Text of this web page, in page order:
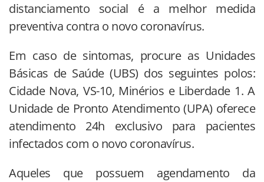
distanciamento social é a melhor medida
preventiva contra o novo coronavírus.
Em caso de sintomas, procure as Unidades
Básicas de Saúde (UBS) dos seguintes polos:
Cidade Nova, VS-10, Minérios e Liberdade 1. A
Unidade de Pronto Atendimento (UPA) oferece
atendimento 24h exclusivo para pacientes
infectados com o novo coronavírus.
Aqueles que possuem agendamento da